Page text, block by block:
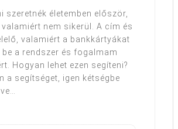
szeretnék életemben először,
nem sikerül. A cím és
valamiért a bankkártyákat
be a rendszer és fogalmam
Hogyan lehet ezen segíteni?
a segítséget, igen kétségbe